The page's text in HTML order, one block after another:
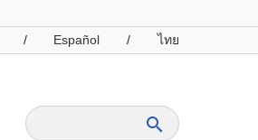
/ Español / ไทย